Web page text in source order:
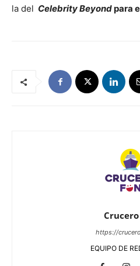
la del Celebrity Beyondpara
https://
EQUIPO DE